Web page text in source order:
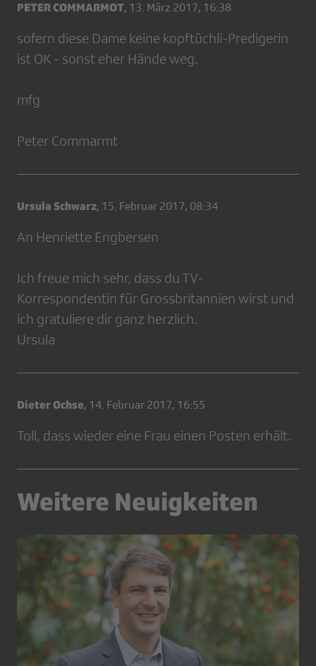
PETER COMMARMOT, 13. März 2017, 16:38
sofern diese Dame keine kopftüchli-Predigerin
ist OK - sonst eher Hände weg.
mfg
Peter Commarmt
Ursula Schwarz, 15. Februar 2017, 08:34
An Henriette Engbersen
Ich freue mich sehr, dass du TV-
Korrespondentin für Grossbritannien wirst und
ich gratuliere dir ganz herzlich.
Ursula
Dieter Ochse, 14. Februar 2017, 16:55
Toll, dass wieder eine Frau einen Posten erhält.
Weitere Neuigkeiten